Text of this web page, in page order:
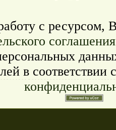
с ресурсом,
соглашения
в соответствии